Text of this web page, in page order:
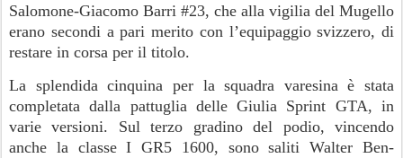
Salomone-Giacomo Barri #23, che alla vigilia del Mugello
erano secondi a pari merito con l’equipaggio svizzero, di
restare in corsa per il titolo.
La splendida cinquina per la squadra varesina è stata
completata dalla pattuglia delle Giulia Sprint GTA, in
varie versioni. Sul terzo gradino del podio, vincendo
anche la classe I GR5 1600, sono saliti Walter Ben-